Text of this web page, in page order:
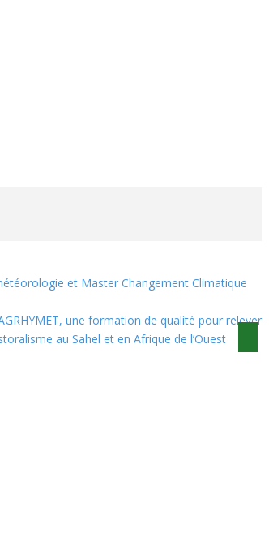
et Master Changement Climatique
une formation de qualité pour relever
au Sahel et en Afrique de l’Ouest